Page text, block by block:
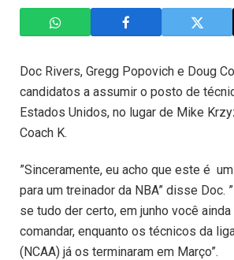
Doc Rivers, Gregg Popovich e Doug
candidatos a assumir o posto de
Estados Unidos, no lugar de Mike
Coach K.
”Sinceramente, eu acho que este é
para um treinador da NBA” disse Doc.
se tudo der certo, em junho você
comandar, enquanto os técnicos da
(NCAA) já os terminaram em Março”.